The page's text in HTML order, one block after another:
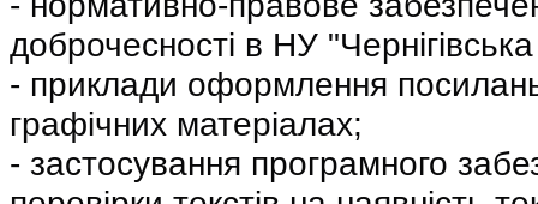
доброчесності в НУ "Чернігівська
- приклади оформлення
графічних матеріалах;
- застосування програмного